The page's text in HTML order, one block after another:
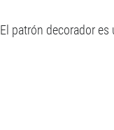
El patrón decorador